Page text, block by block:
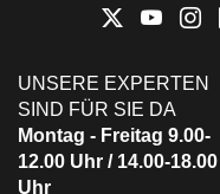
UNSERE EXPERTEN
SIND FÜR SIE DA
Montag - Freitag 9.00-
12.00 Uhr / 14.00-18.00
Uhr